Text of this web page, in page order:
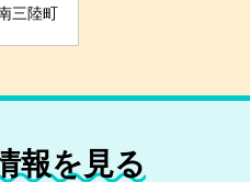
三陸町
報を見る